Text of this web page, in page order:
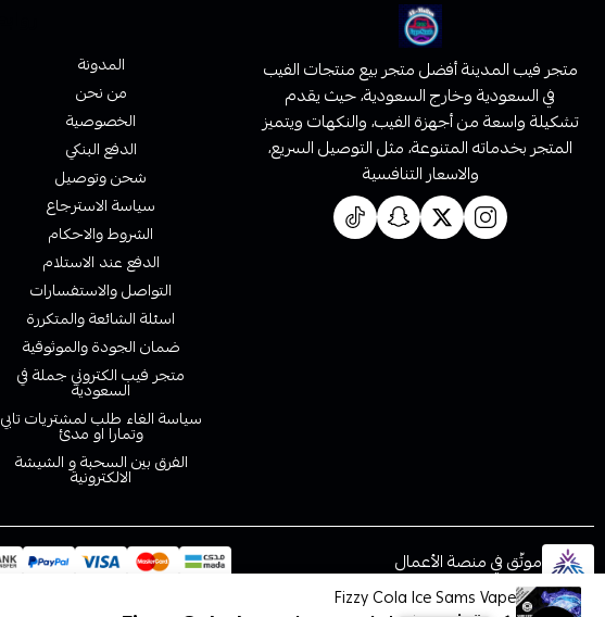
Fizzy Cola Ice Sams Vape
متجر فيب المدينة أفضل متجر بيع منتجات الفيب
في السعودية وخارج السعودية، حيث يقدم
تشكيلة واسعة من أجهزة الفيب، والنكهات ويتميز
المتجر بخدماته المتنوعة، مثل التوصيل السريع،
والاسعار التنافسية
المدونة
من نحن
الخصوصية
الدفع البنكي
شحن وتوصيل
سياسة الاسترجاع
الشروط والاحكام
الدفع عند الاستلام
التواصل والاستفسارات
اسئلة الشائعة والمتكررة
ضمان الجودة والموثوقية
متجر فيب الكتروني جملة في
السعودية
سياسة الغاء طلب لمشتريات تابي
وتمارا او مدئ
الفرق بين السحبة و الشيشة
الالكترونية
موثّق في منصة الأعمال